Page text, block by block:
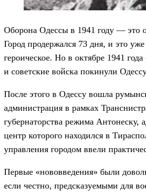
Оборона Одессы в 1941 году — это
Город продержался 73 дня, и это
героическое. Но в октябре 1941
и советские войска покинули
После этого в Одессу вошла
администрация в рамках
губернаторства режима Антонеску,
центр которого находился в
управления городом ввели
Первые «нововведения» были
если честно, предсказуемыми для